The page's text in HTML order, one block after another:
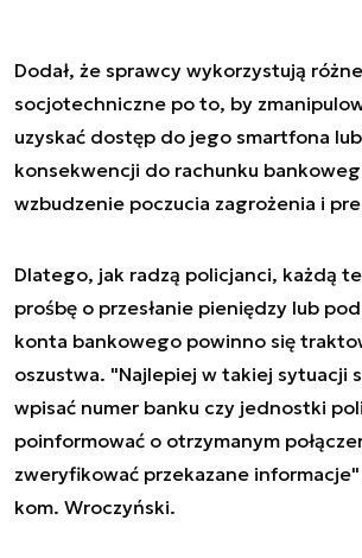
Dodał, że sprawcy wykorzystują
socjotechniczne po to, by
uzyskać dostęp do jego smartfona
konsekwencji do rachunku
wzbudzenie poczucia zagrożenia i
Dlatego, jak radzą policjanci, każdą
prośbę o przesłanie pieniędzy lub
konta bankowego powinno się
oszustwa. "Najlepiej w takiej sytuacji
wpisać numer banku czy jednostki
poinformować o otrzymanym
zweryfikować przekazane informacje"
kom. Wroczyński.